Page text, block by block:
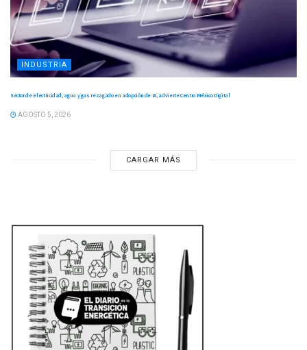
INDUSTRIA
Sector de electricidad, agua y gas rezagado en adopción de IA, advierte Centro México Digital
AGOSTO 5, 2026
CARGAR MÁS